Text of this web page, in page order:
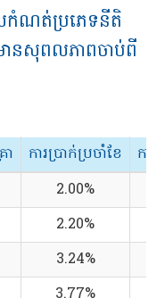
លកំណត់ប្រភេទនីតិ
ានសុពលភាពចាប់ពី
ា ការប្រាក់ប្រចាំខែ
ការ
2.00%
2.20%
3.24%